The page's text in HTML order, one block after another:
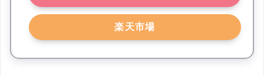
楽天市場